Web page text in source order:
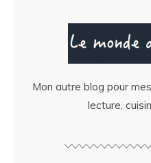
Mon autre blog pour
lecture,